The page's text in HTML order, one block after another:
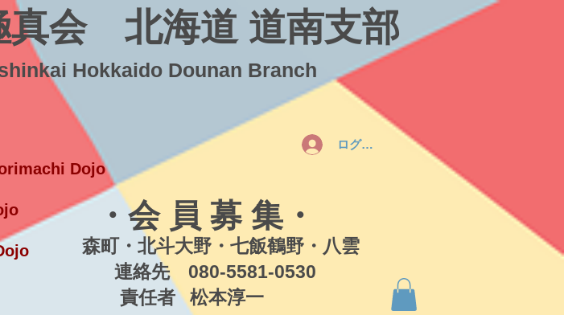
真会 北海道 道南支部
Hokkaido Dounan Branch
ログイン
・会 員 募 集・
森町・北斗大野・七飯鶴野・八雲
連絡先 080-5581-0530
責任者 松本淳一
Dojo